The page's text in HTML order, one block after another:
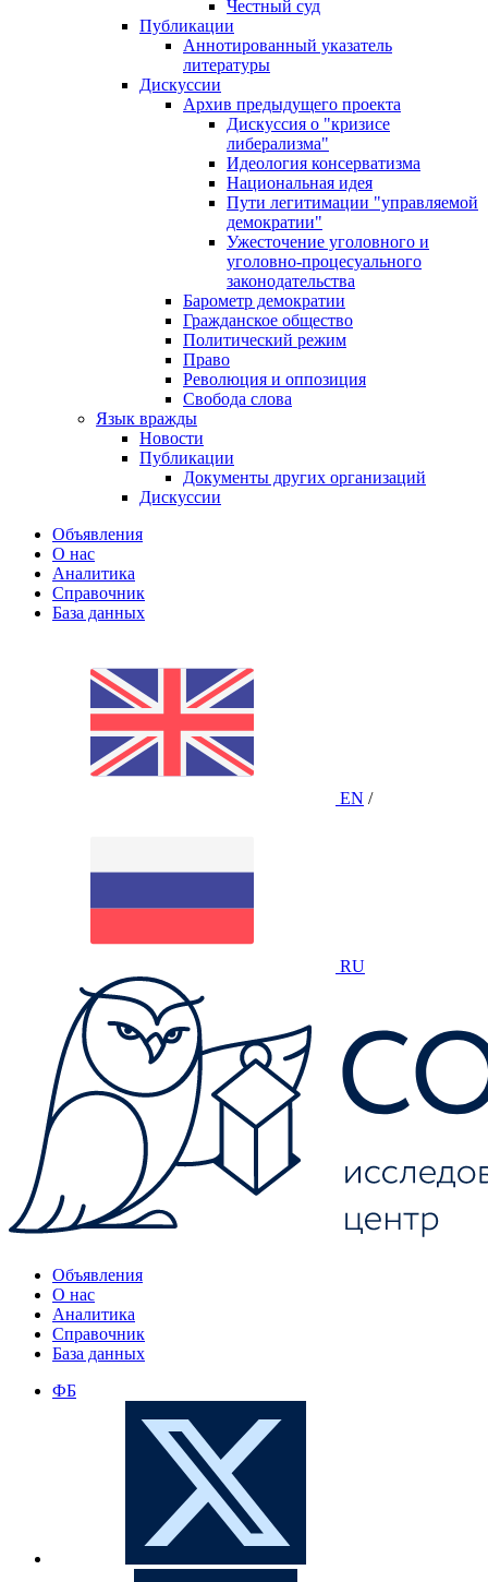
Честный суд
Публикации
Аннотированный указатель
литературы
Дискуссии
Архив предыдущего проекта
Дискуссия о "кризисе
либерализма"
Идеология консерватизма
Национальная идея
Пути легитимации "управляемой
демократии"
Ужесточение уголовного и
уголовно-процесуального
законодательства
Барометр демократии
Гражданское общество
Политический режим
Право
Революция и оппозиция
Свобода слова
Язык вражды
Новости
Публикации
Документы других организаций
Дискуссии
Объявления
О нас
Аналитика
Справочник
База данных
EN /
RU
Объявления
О нас
Аналитика
Справочник
База данных
ФБ